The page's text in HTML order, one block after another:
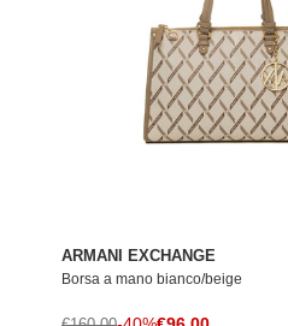
ARMANI EXCHANGE
Borsa a mano bianco/beige
Prezzo di vendita
Prezzo normale